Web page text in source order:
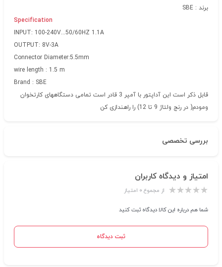
برند : SBE
Specification
INPUT: 100-240V...50/60HZ 1.1A
OUTPUT: 8V-3A
Connector Diameter:5.5mm
wire length : 1.5 m
Brand : SBE
قابل ذکر است این آداپتور با آمپر 3 قادر است تمامی دستگاههای کارتخوان
ومودم( در رنج ولتاژ 9 تا 12) را راهندازی کن
بررسی تخصصی
امتیاز و دیدگاه کاربران
از مجموع ۰ امتیاز
شما هم درباره این کالا دیدگاه ثبت کنید
ثبت دیدگاه